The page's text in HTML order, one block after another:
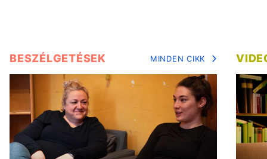
BESZÉLGETÉSEK MINDEN CIKK